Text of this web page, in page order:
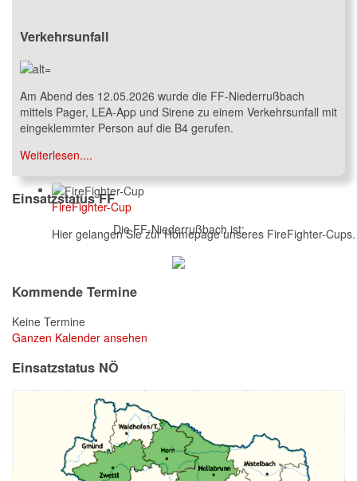
FireFighter-Cup
Hier gelangen Sie zur Homepage unseres FireFighter-Cups.
Verkehrsunfall
Am Abend des 12.05.2026 wurde die FF-Niederrußbach
mittels Pager, LEA-App und Sirene zu einem Verkehrsunfall mit
eingeklemmter Person auf die B4 gerufen.
Weiterlesen....
Einsatzstatus FF
Die FF-Niederrußbach ist:
Kommende Termine
Keine Termine
Ganzen Kalender ansehen
Einsatzstatus NÖ